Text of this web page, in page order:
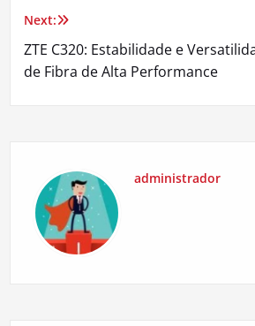
Post
Next:
ZTE C320: Estabilidade e
de Fibra de Alta Performance
administrador